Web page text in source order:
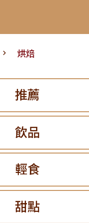
烘焙
推薦
飲品
輕食
甜點